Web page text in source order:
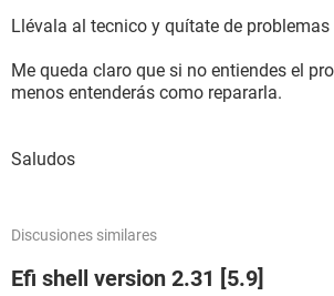
Llévala al tecnico y quítate de problemas
Me queda claro que si no entiendes el
menos entenderás como repararla.
Saludos
Discusiones similares
Efi shell version 2.31 [5.9]